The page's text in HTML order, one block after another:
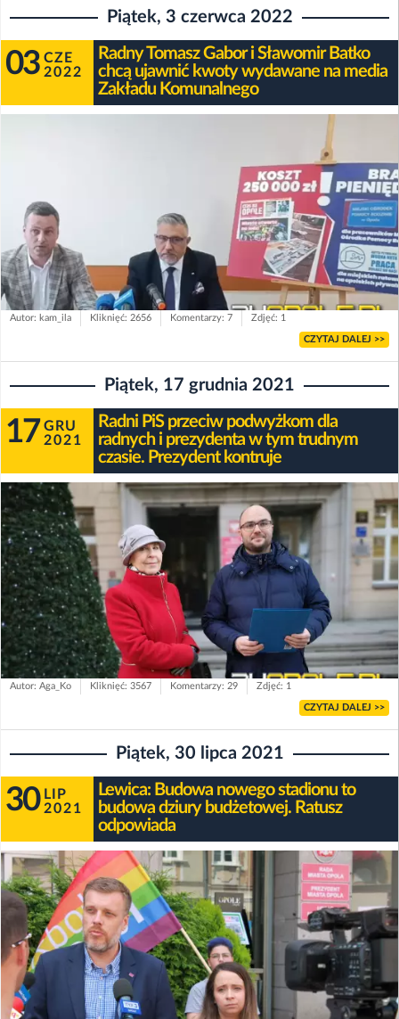
Piątek, 3 czerwca 2022
03 CZE
2022
Radny Tomasz Gabor i Sławomir Batko
chcą ujawnić kwoty wydawane na media
Zakładu Komunalnego
Autor: kam_ila Kliknięć: 2656 Komentarzy: 7 Zdjęć: 1
CZYTAJ DALEJ >>
Piątek, 17 grudnia 2021
17 GRU
2021
Radni PiS przeciw podwyżkom dla
radnych i prezydenta w tym trudnym
czasie. Prezydent kontruje
Autor: Aga_Ko Kliknięć: 3567 Komentarzy: 29 Zdjęć: 1
CZYTAJ DALEJ >>
Piątek, 30 lipca 2021
30 LIP
2021
Lewica: Budowa nowego stadionu to
budowa dziury budżetowej. Ratusz
odpowiada